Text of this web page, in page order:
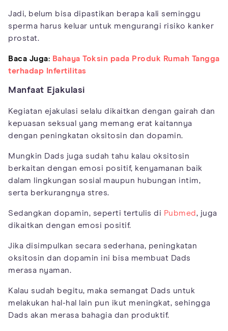
Jadi, belum bisa dipastikan berapa kali seminggu
sperma harus keluar untuk mengurangi risiko kanker
prostat.
Baca Juga: Bahaya Toksin pada Produk Rumah Tangga
terhadap Infertilitas
Manfaat Ejakulasi
Kegiatan ejakulasi selalu dikaitkan dengan gairah dan
kepuasan seksual yang memang erat kaitannya
dengan peningkatan oksitosin dan dopamin.
Mungkin Dads juga sudah tahu kalau oksitosin
berkaitan dengan emosi positif, kenyamanan baik
dalam lingkungan sosial maupun hubungan intim,
serta berkurangnya stres.
Sedangkan dopamin, seperti tertulis di Pubmed, juga
dikaitkan dengan emosi positif.
Jika disimpulkan secara sederhana, peningkatan
oksitosin dan dopamin ini bisa membuat Dads
merasa nyaman.
Kalau sudah begitu, maka semangat Dads untuk
melakukan hal-hal lain pun ikut meningkat, sehingga
Dads akan merasa bahagia dan produktif.